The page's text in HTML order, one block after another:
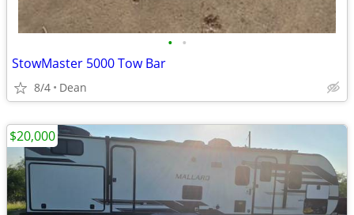
• •
StowMaster 5000 Tow Bar
8/4 Dean
$20,000